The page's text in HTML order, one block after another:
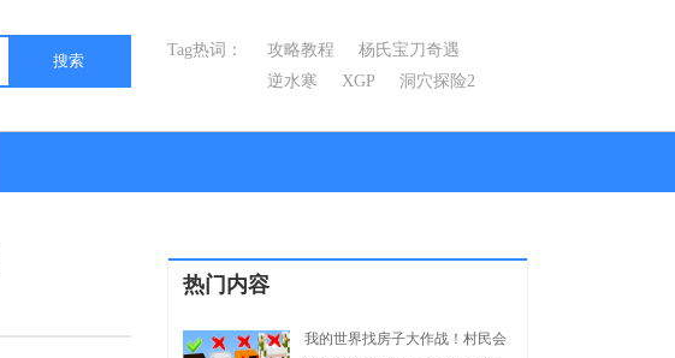
搜索
Tag热词： 攻略教程
杨氏宝刀奇遇
逆水寒
XGP
洞穴探险2
热门内容
我的世界找房子大作战！村民会